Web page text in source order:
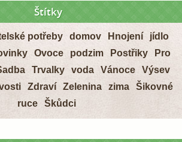
Štítky
potřeby domov Hnojení
jídlo
Ovoce podzim Postřiky
Pro
Trvalky voda Vánoce
Výsev
Zdraví Zelenina zima
Šikovné
ruce
Škůdci